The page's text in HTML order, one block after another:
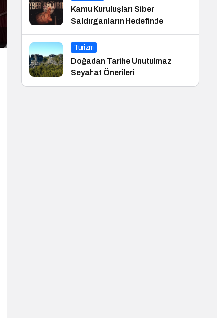
Kamu Kuruluşları Siber
Saldırganların Hedefinde
Turizm
Doğadan Tarihe Unutulmaz
Seyahat Önerileri